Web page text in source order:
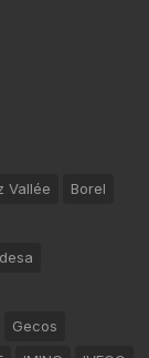
Vallée
Borel
Gecos